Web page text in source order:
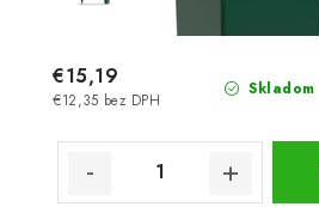
Skladom
€12,35 bez DPH
€15,19